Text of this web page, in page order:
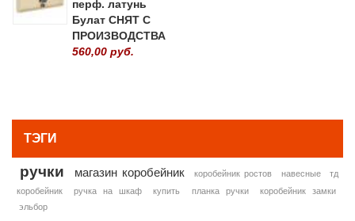
перф. латунь
Булат СНЯТ С
ПРОИЗВОДСТВА
560,00 руб.
ТЭГИ
ручки магазин коробейник коробейник ростов навесные
тд
коробейник
ручка на шкаф купить планка ручки
коробейник замки
эльбор